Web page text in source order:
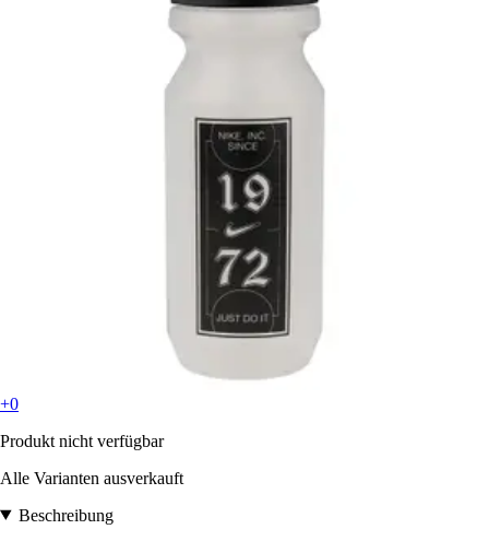
+0
Produkt nicht verfügbar
Alle Varianten ausverkauft
Beschreibung